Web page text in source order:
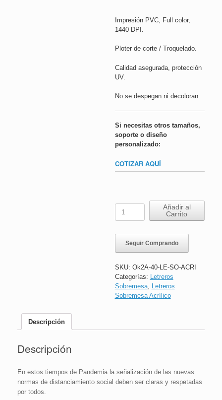
Impresión PVC, Full color,
1440 DPI.
Ploter de corte / Troquelado.
Calidad asegurada, protección
UV.
No se despegan ni decoloran.
Si necesitas otros tamaños,
soporte o diseño
personalizado:
COTIZAR AQUÍ
Letrero
Sobremesa
|
Obligatorio
Lavarse
las
Manos
|
16x24
cms
Añadir al
Carrito
Seguir Comprando
SKU: Ok2A-40-LE-SO-ACRI
Categorías: Letreros
Sobremesa, Letreros
Sobremesa Acrílico
Descripción
Descripción
En estos tiempos de Pandemia la señalización de las nuevas
normas de distanciamiento social deben ser claras y respetadas
por todos.